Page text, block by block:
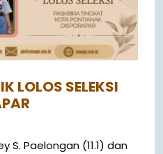
LOLOS SELEKSI
S. Paelongan (11.1) dan